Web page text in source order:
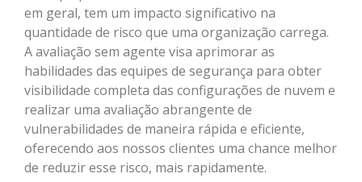
em geral, tem um impacto significativo na
quantidade de risco que uma organização carrega.
A avaliação sem agente visa aprimorar as
habilidades das equipes de segurança para obter
visibilidade completa das configurações de nuvem e
realizar uma avaliação abrangente de
vulnerabilidades de maneira rápida e eficiente,
oferecendo aos nossos clientes uma chance melhor
de reduzir esse risco, mais rapidamente.